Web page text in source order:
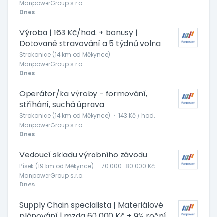
ManpowerGroup s.r.o.
Dnes
Výroba | 163 Kč/hod. + bonusy |
Dotované stravování a 5 týdnů volna
Strakonice (14 km od Měkynce)
ManpowerGroup s.r.o.
Dnes
Operátor/ka výroby - formování,
stříhání, suchá úprava
Strakonice (14 km od Měkynce) · 143 Kč / hod.
ManpowerGroup s.r.o.
Dnes
Vedoucí skladu výrobního závodu
Písek (19 km od Měkynce) · 70 000–80 000 Kč
ManpowerGroup s.r.o.
Dnes
Supply Chain specialista | Materiálové